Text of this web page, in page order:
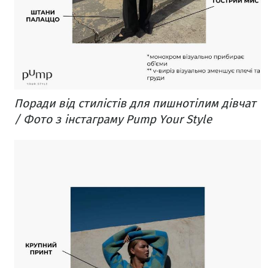
Поради від стилістів для пишнотілим дівчат
/ Фото з інстаграму Pump Your Style